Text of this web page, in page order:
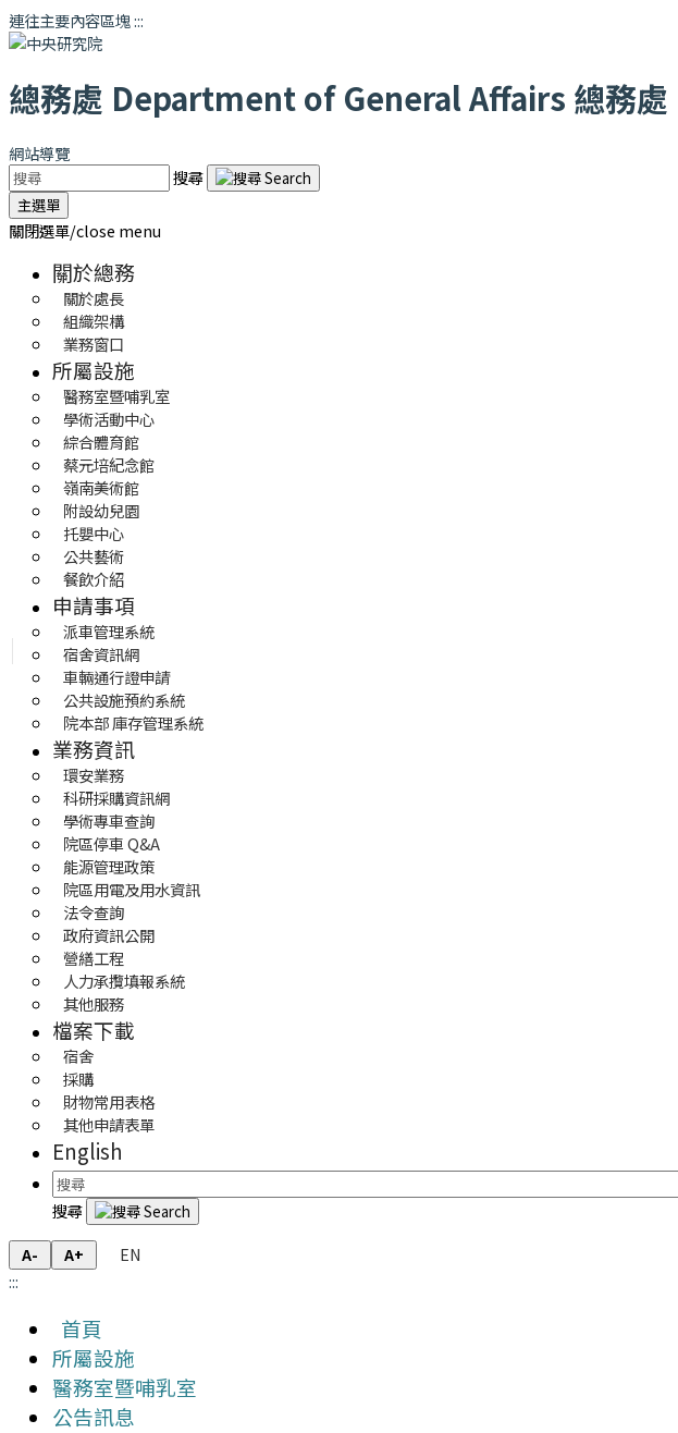
連往主要內容區塊:::
總務處 Department of General Affairs 總務處
網站導覽
搜尋
主選單
關閉選單/close menu
關於總務
關於處長
組織架構
業務窗口
所屬設施
醫務室暨哺乳室
學術活動中心
綜合體育館
蔡元培紀念館
嶺南美術館
附設幼兒園
托嬰中心
公共藝術
餐飲介紹
申請事項
派車管理系統
宿舍資訊網
車輛通行證申請
公共設施預約系統
院本部 庫存管理系統
業務資訊
環安業務
科研採購資訊網
學術專車查詢
院區停車 Q&A
能源管理政策
院區用電及用水資訊
法令查詢
政府資訊公開
營繕工程
人力承攬填報系統
其他服務
檔案下載
宿舍
採購
財物常用表格
其他申請表單
English
搜尋
A- A+
EN
:::
首頁
所屬設施
醫務室暨哺乳室
公告訊息